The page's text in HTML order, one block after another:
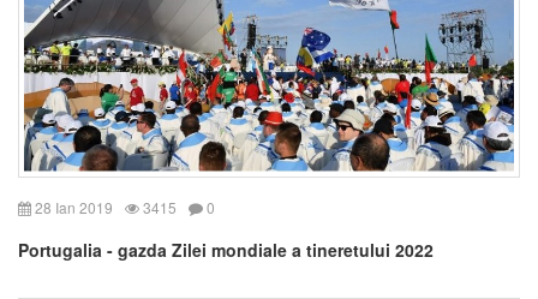
28 Ian 2019 3415 0
Portugalia - gazda Zilei mondiale a tineretului 2022